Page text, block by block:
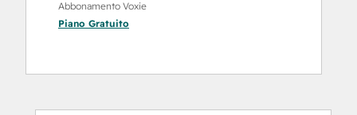
Abbonamento Voxie
Piano Gratuito